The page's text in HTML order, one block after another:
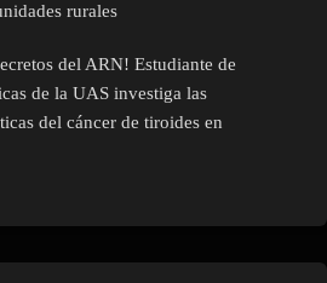
rurales
del ARN! Estudiante de
de la UAS investiga las
del cáncer de tiroides en